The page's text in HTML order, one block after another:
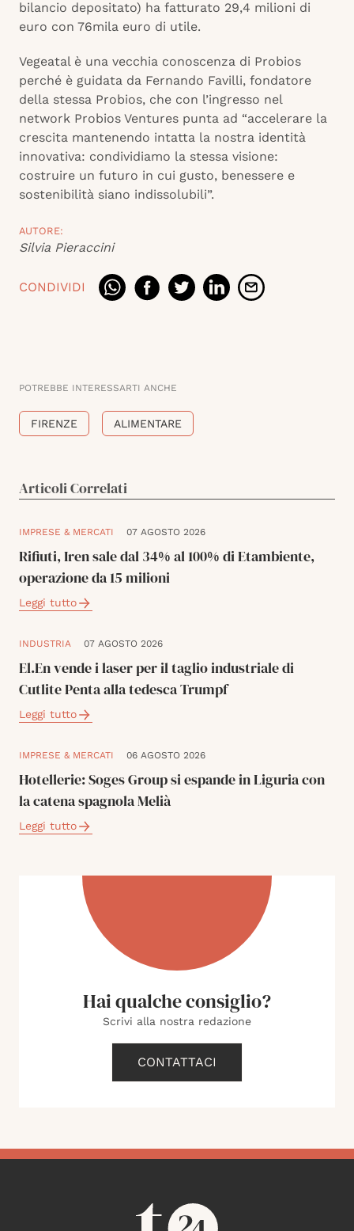
bilancio depositato) ha fatturato 29,4 milioni di
euro con 76mila euro di utile.
Vegeatal è una vecchia conoscenza di Probios
perché è guidata da Fernando Favilli, fondatore
della stessa Probios, che con l’ingresso nel
network Probios Ventures punta ad “accelerare la
crescita mantenendo intatta la nostra identità
innovativa: condividiamo la stessa visione:
costruire un futuro in cui gusto, benessere e
sostenibilità siano indissolubili”.
AUTORE:
Silvia Pieraccini
CONDIVIDI
POTREBBE INTERESSARTI ANCHE
FIRENZE ALIMENTARE
Articoli Correlati
IMPRESE & MERCATI 07 AGOSTO 2026
Rifiuti, Iren sale dal 34% al 100% di Etambiente,
operazione da 15 milioni
Leggi tutto
INDUSTRIA 07 AGOSTO 2026
El.En vende i laser per il taglio industriale di
Cutlite Penta alla tedesca Trumpf
Leggi tutto
IMPRESE & MERCATI 06 AGOSTO 2026
Hotellerie: Soges Group si espande in Liguria con
la catena spagnola Melià
Leggi tutto
Hai qualche consiglio?
Scrivi alla nostra redazione
CONTATTACI